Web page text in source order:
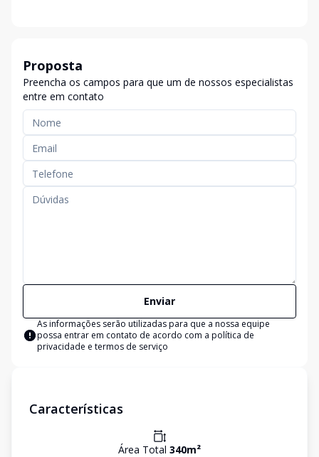
Proposta
Preencha os campos para que um de nossos especialistas
entre em contato
Enviar
As informações serão utilizadas para que a nossa equipe
possa entrar em contato de acordo com a política de
privacidade e termos de serviço
Características
Área Total 340m²